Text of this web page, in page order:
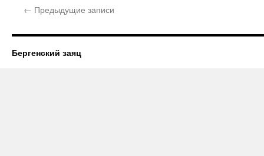
← Предыдущие записи
Бергенский заяц